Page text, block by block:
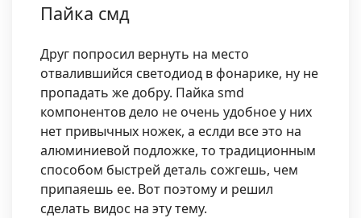
Пайка смд
Друг попросил вернуть на место
отвалившийся светодиод в фонарике, ну не
пропадать же добру. Пайка smd
компонентов дело не очень удобное у них
нет привычных ножек, а еслди все это на
алюминиевой подложке, то традиционным
способом быстрей деталь сожгешь, чем
припаяешь ее. Вот поэтому и решил
сделать видос на эту тему.